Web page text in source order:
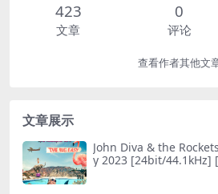
423
文章
0
评论
查看作者其他文
文章展示
John Diva & the
y 2023 [24bit/44.1kHz]